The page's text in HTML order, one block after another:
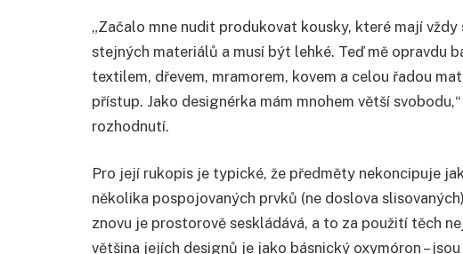
„Začalo mne nudit produkovat kousky, které mají
stejných materiálů a musí být lehké. Teď mě opravdu
textilem, dřevem, mramorem, kovem a celou řadou
přístup. Jako designérka mám mnohem větší
rozhodnutí.
Pro její rukopis je typické, že předměty nekoncipuje
několika pospojovaných prvků (ne doslova
znovu je prostorově seskládává, a to za použití těch
většina jejích designů je jako básnický oxymóron –